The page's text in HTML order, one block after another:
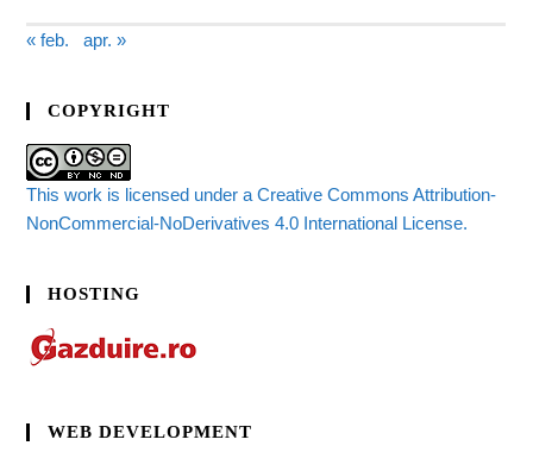
« feb. apr. »
COPYRIGHT
This work is licensed under a Creative Commons Attribution-
NonCommercial-NoDerivatives 4.0 International License.
HOSTING
WEB DEVELOPMENT